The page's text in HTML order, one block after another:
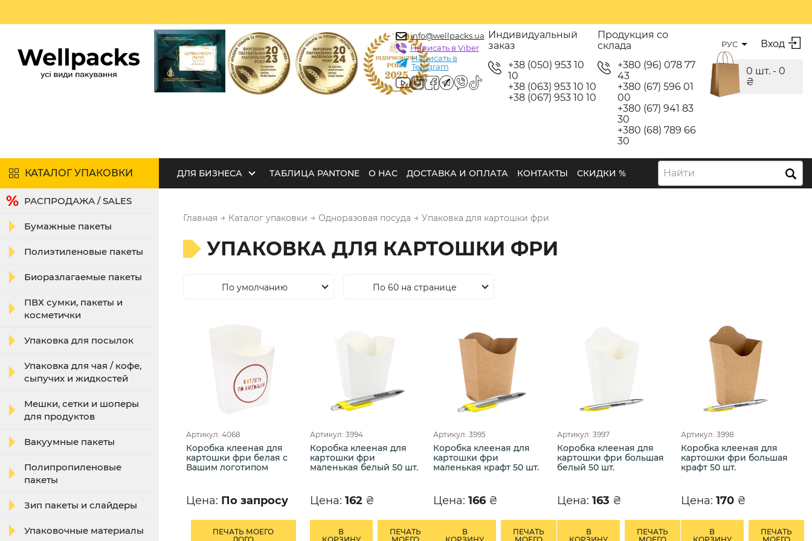
info@wellpacks.ua
Написать в Viber
Написать в
Telegram
Индивидуальный
заказ
+38 (050) 953 10
10
+38 (063) 953 10 10
+38 (067) 953 10 10
Продукция со
склада
+380 (96) 078 77
43
+380 (67) 596 01
00
+380 (67) 941 83
30
+380 (68) 789 66
30
РУС Вход
0 шт. - 0
₴
КАТАЛОГ УПАКОВКИ ДЛЯ БИЗНЕСА ТАБЛИЦА PANTONE О НАС ДОСТАВКА И ОПЛАТА КОНТАКТЫ СКИДКИ % Найти
РАСПРОДАЖА / SALES
Бумажные пакеты
Полиэтиленовые пакеты
Биоразлагаемые пакеты
ПВХ сумки, пакеты и
косметички
Упаковка для посылок
Упаковка для чая / кофе,
сыпучих и жидкостей
Мешки, сетки и шоперы
для продуктов
Вакуумные пакеты
Полипропиленовые
пакеты
Зип пакеты и слайдеры
Упаковочные материалы
Главная → Каталог упаковки → Одноразовая посуда → Упаковка для картошки фри
УПАКОВКА ДЛЯ КАРТОШКИ ФРИ
По умолчанию По 60 на странице
Артикул: 4068
Коробка клееная для
картошки фри белая с
Вашим логотипом
Цена: По запросу
ПЕЧАТЬ МОЕГО
Артикул: 3994
Коробка клееная для
картошки фри
маленькая белый 50 шт.
Цена: 162 ₴
В
ПЕЧАТЬ
Артикул: 3995
Коробка клееная для
картошки фри
маленькая крафт 50 шт.
Цена:166 ₴
В
ПЕЧАТЬ
Артикул: 3997
Коробка клееная для
картошки фри большая
белый 50 шт.
Цена:163 ₴
В
ПЕЧАТЬ
Артикул: 3998
Коробка клееная для
картошки фри большая
крафт 50 шт.
Цена: 170 ₴
В
ПЕЧАТЬ